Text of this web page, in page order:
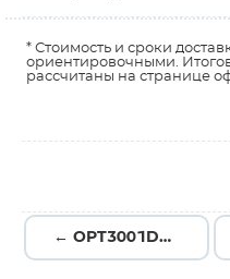
* Стоимость и сроки
ориентировочными.
рассчитаны на странице
← OPT3001DNPR